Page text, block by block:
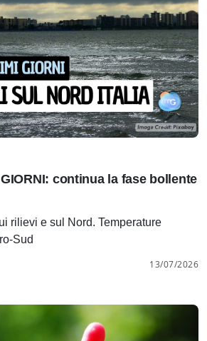
continua la fase bollente
rilievi e sul Nord. Temperature
Sud
13/07/2026